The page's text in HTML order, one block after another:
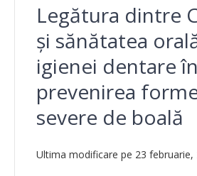
Legătura dintre
și sănătatea
igienei dentare în
prevenirea
severe de boală
Ultima modificare pe 23 februarie,